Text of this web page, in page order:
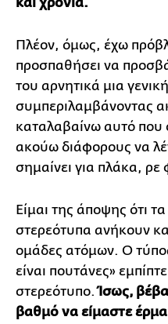
και χρόνια.
Πλέον, όμως, έχω
προσπαθήσει να
του αρνητικά μια
συμπεριλαμβάνοντας
καταλαβαίνω αυτό που
ακούω διάφορους να
σημαίνει για πλάκα, ρε
Είμαι της άποψης ότι
στερεότυπα ανήκουν
ομάδες ατόμων. Ο
είναι πουτάνες»
στερεότυπο.Ίσως,
βαθμό να είμαστε